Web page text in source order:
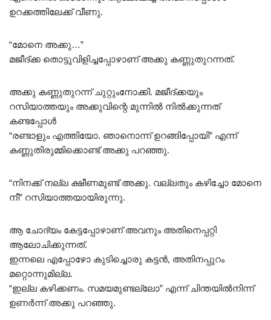
ഉറക്കത്തിലേക്ക് വീണു.
“മോനെ അക്കു…”
മജീദ്ക്ക തൊട്ടുവിളിച്ചപ്പോഴാണ് അക്കു കണ്ണുതുറന്നത്.
അക്കു കണ്ണുതുറന്ന് ചുറ്റുംനോക്കി. മജീദ്ക്കയും
റസിയാത്തയും അക്കുവിന്റെ മുന്നിൽ നിൽക്കുന്നത്
കണ്ടപ്പോൾ
“രണ്ടാളും എത്തിയോ. ഞാനൊന്ന് ഉറങ്ങിപ്പോയി” എന്ന്
കണ്ണുതിരുമ്മിക്കൊണ്ട് അക്കു പറഞ്ഞു.
“നിനക്ക് നല്ല ക്ഷീണമുണ്ട് അക്കു. വല്ലതും കഴിച്ചോ മോനെ
നീ” റസിയാത്തയായിരുന്നു.
ആ ചോദ്യം കേട്ടപ്പോഴാണ് അവനും അതിനെപ്പറ്റി
ആലോചിക്കുന്നത്.
ഇന്നലെ എപ്പോഴോ കുടിച്ചൊരു കട്ടൻ, അതിനപ്പുറം
മറ്റൊന്നുമില്ല.
“ഇല്ല കഴിക്കണം. സമയമുണ്ടല്ലോ” എന്ന് ചിന്തയിൽനിന്ന്
ഉണർന്ന് അക്കു പറഞ്ഞു.